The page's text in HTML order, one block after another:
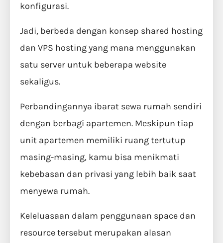
konfigurasi.
Jadi, berbeda dengan konsep shared hosting
dan VPS hosting yang mana menggunakan
satu server untuk beberapa website
sekaligus.
Perbandingannya ibarat sewa rumah sendiri
dengan berbagi apartemen. Meskipun tiap
unit apartemen memiliki ruang tertutup
masing-masing, kamu bisa menikmati
kebebasan dan privasi yang lebih baik saat
menyewa rumah.
Keleluasaan dalam penggunaan space dan
resource tersebut merupakan alasan